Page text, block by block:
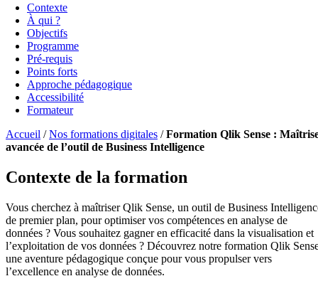
Contexte
À qui ?
Objectifs
Programme
Pré-requis
Points forts
Approche pédagogique
Accessibilité
Formateur
Accueil /Nos formations digitales /Formation Qlik Sense :
avancée de l’outil de Business Intelligence
Contexte de la formation
Vous cherchez à maîtriser Qlik Sense, un outil de Business
de premier plan, pour optimiser vos compétences en analyse de
données ? Vous souhaitez gagner en efficacité dans la visualisation et
l’exploitation de vos données ? Découvrez notre formation Qlik
une aventure pédagogique conçue pour vous propulser vers
l’excellence en analyse de données.